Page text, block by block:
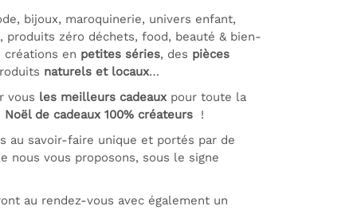
bijoux, maroquinerie, univers enfant,
zéro déchets, food, beauté & bien-
en petites séries, des pièces
naturels et locaux…
vous les meilleurs cadeaux pour toute la
Noël de cadeaux 100% créateurs !
au savoir-faire unique et portés par de
nous vous proposons, sous le signe
au rendez-vous avec également un